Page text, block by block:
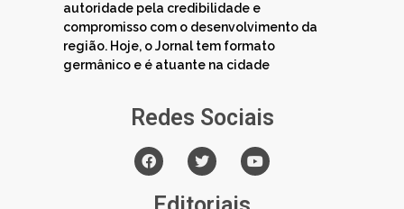
autoridade pela credibilidade e
compromisso com o desenvolvimento da
região. Hoje, o Jornal tem formato
germânico e é atuante na cidade
Redes Sociais